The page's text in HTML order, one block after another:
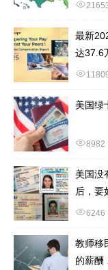
最新
达37.6
美国绿
8982
美国没
后，要
6246
教师移
的薪酬